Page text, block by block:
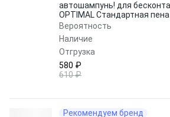
автошампунь! для
OPTIMAL Стандартная
Вероятность
Наличие
Отгрузка
580 ₽
610 ₽
Рекомендуем бренд